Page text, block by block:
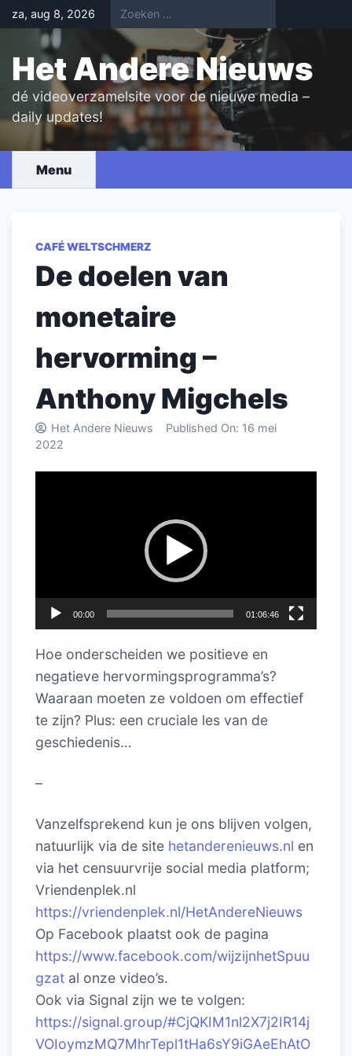
Skip
to
content
za, aug 8, 2026
Het Andere Nieuws
dé videoverzamelsite voor de nieuwe media –
daily updates!
Menu
CAFÉ WELTSCHMERZ
De doelen van
monetaire
hervorming –
Anthony Migchels
Het Andere Nieuws Published On: 16 mei
2022
00:00 01:06:46
Hoe onderscheiden we positieve en
negatieve hervormingsprogramma’s?
Waaraan moeten ze voldoen om effectief
te zijn? Plus: een cruciale les van de
geschiedenis…
–
Vanzelfsprekend kun je ons blijven volgen,
natuurlijk via de site hetanderenieuws.nl en
via het censuurvrije social media platform;
Vriendenplek.nl
https://vriendenplek.nl/HetAndereNieuws
Op Facebook plaatst ook de pagina
https://www.facebook.com/wijzijnhetSpuu
gzat al onze video’s.
Ook via Signal zijn we te volgen:
https://signal.group/#CjQKIM1nl2X7j2IR14j
VOIoymzMQ7MhrTepl1tHa6sY9iGAeEhAtO